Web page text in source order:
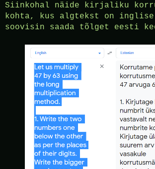
Siinkohal näide kirjaliku
kohta, kus algtekst on
soovisin saada tõlget eesti